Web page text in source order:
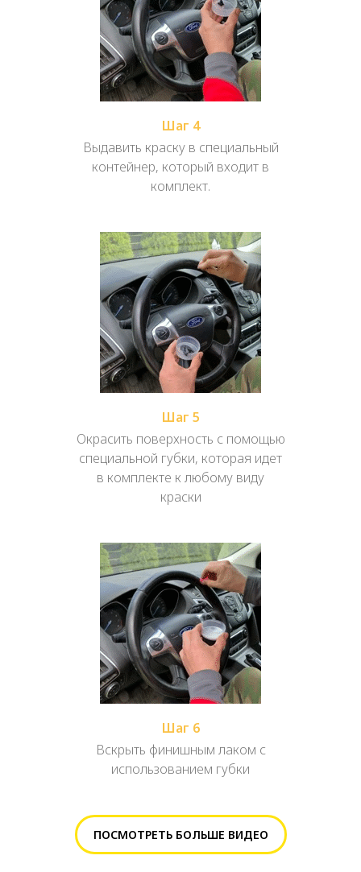
Шаг 4
Выдавить краску в специальный
контейнер, который входит в
комплект.
Шаг 5
Окрасить поверхность с помощью
специальной губки, которая идет
в комплекте к любому виду
краски
Шаг 6
Вскрыть финишным лаком с
использованием губки
ПОСМОТРЕТЬ БОЛЬШЕ ВИДЕО